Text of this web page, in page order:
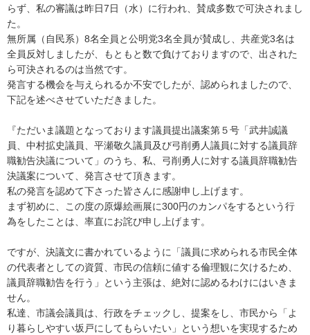
らず、私の審議は昨日7日（水）に行われ、賛成多数で可決されまし
た。
無所属（自民系）8名全員と公明党3名全員が賛成し、共産党3名は
全員反対しましたが、もともと数で負けておりますので、出された
ら可決されるのは当然です。
発言する機会を与えられるか不安でしたが、認められましたので、
下記を述べさせていただきました。
『ただいま議題となっております議員提出議案第５号「武井誠議
員、中村拡史議員、平瀬敬久議員及び弓削勇人議員に対する議員辞
職勧告決議について」のうち、私、弓削勇人に対する議員辞職勧告
決議案について、発言させて頂きます。
私の発言を認めて下さった皆さんに感謝申し上げます。
まず初めに、この度の原爆絵画展に300円のカンパをするという行
為をしたことは、率直にお詫び申し上げます。
ですが、決議文に書かれているように「議員に求められる市民全体
の代表者としての資質、市民の信頼に値する倫理観に欠けるため、
議員辞職勧告を行う」という主張は、絶対に認めるわけにはいきま
せん。
私達、市議会議員は、行政をチェックし、提案をし、市民から「よ
り暮らしやすい坂戸にしてもらいたい」という想いを実現するため